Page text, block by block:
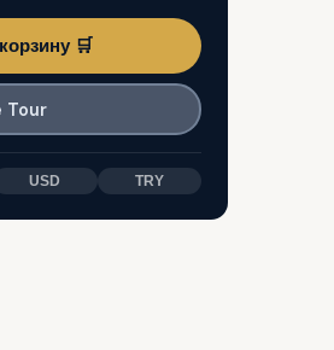
🛒
Tour
USD TRY